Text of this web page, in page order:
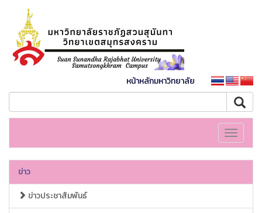
หน้าหลักมหาวิทยาลัย
Toggle
ข่าว
ข่าวประชาสัมพันธ์